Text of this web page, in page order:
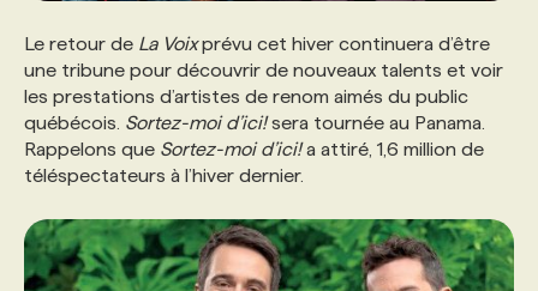
Le retour de La Voixprévu cet hiver continuera d’être
une tribune pour découvrir de nouveaux talents et voir
les prestations d’artistes de renom aimés du public
québécois. Sortez-moi d’ici!sera tournée au Panama.
Rappelons que Sortez-moi d’ici!a attiré, 1,6 million de
téléspectateurs à l’hiver dernier.